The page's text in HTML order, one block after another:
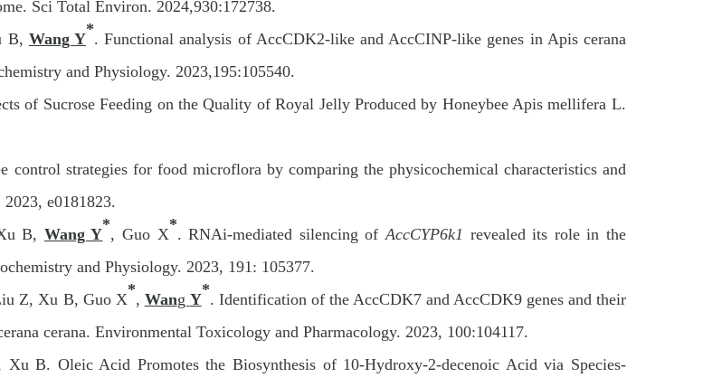
Sci Total Environ. 2024,930:172738.
B, Wang Y
*
. Functional analysis of AccCDK2-like and AccCINP-like genes in Apis cerana
and Physiology. 2023,195:105540.
of Sucrose Feeding on the Quality of Royal Jelly Produced by Honeybee Apis mellifera L.
control strategies for food microflora by comparing the physicochemical characteristics and
e0181823.
B, Wang Y
*
, Guo X
*
. RNAi-mediated silencing ofAccCYP6k1 revealed its role in the
and Physiology. 2023, 191: 105377.
Z, Xu B, Guo X
*
, Wang Y
*
. Identification of the AccCDK7 and AccCDK9 genes and their
cerana. Environmental Toxicology and Pharmacology. 2023, 100:104117.
B. Oleic Acid Promotes the Biosynthesis of 10-Hydroxy-2-decenoic Acid via Species-